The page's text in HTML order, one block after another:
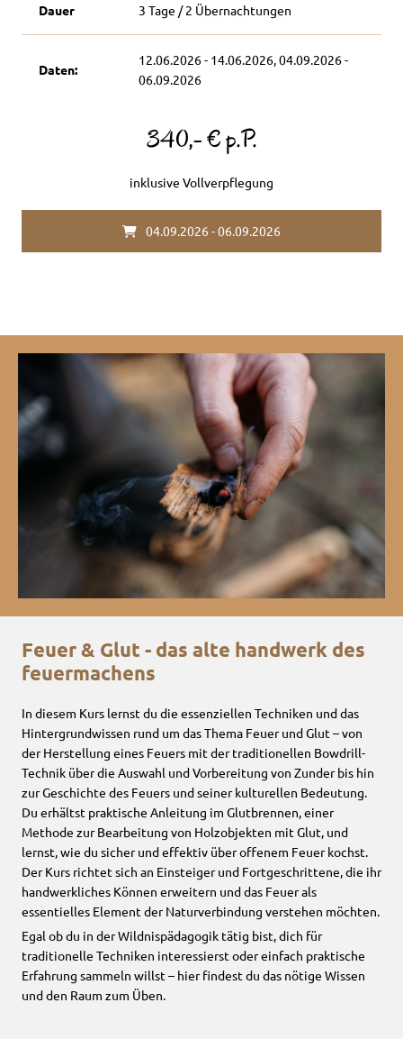
Dauer 3 Tage / 2 Übernachtungen
Daten:
12.06.2026 - 14.06.2026, 04.09.2026 -
06.09.2026
340,- € p.P.
inklusive Vollverpflegung
04.09.2026 - 06.09.2026
Feuer & Glut - das alte handwerk des
feuermachens
In diesem Kurs lernst du die essenziellen Techniken und das
Hintergrundwissen rund um das Thema Feuer und Glut – von
der Herstellung eines Feuers mit der traditionellen Bowdrill-
Technik über die Auswahl und Vorbereitung von Zunder bis hin
zur Geschichte des Feuers und seiner kulturellen Bedeutung.
Du erhältst praktische Anleitung im Glutbrennen, einer
Methode zur Bearbeitung von Holzobjekten mit Glut, und
lernst, wie du sicher und effektiv über offenem Feuer kochst.
Der Kurs richtet sich an Einsteiger und Fortgeschrittene, die ihr
handwerkliches Können erweitern und das Feuer als
essentielles Element der Naturverbindung verstehen möchten.
Egal ob du in der Wildnispädagogik tätig bist, dich für
traditionelle Techniken interessierst oder einfach praktische
Erfahrung sammeln willst – hier findest du das nötige Wissen
und den Raum zum Üben.